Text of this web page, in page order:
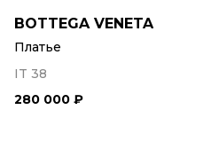
BOTTEGA VENETA
Платье
IT 38
280 000 ₽